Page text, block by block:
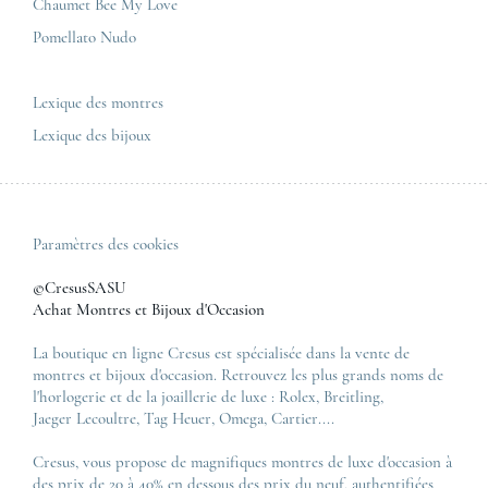
Tous les modèles de luxe
Chaumet Bee My Love
Pomellato Nudo
Lexique des montres
Lexique des bijoux
Paramètres des cookies
©CresusSASU
Achat Montres et Bijoux d'Occasion
La boutique en ligne Cresus est spécialisée dans la vente de
montres et bijoux d'occasion. Retrouvez les plus grands noms de
l'horlogerie et de la joaillerie de luxe : Rolex, Breitling,
Jaeger Lecoultre, Tag Heuer, Omega, Cartier....
Cresus, vous propose de magnifiques montres de luxe d'occasion à
des prix de 20 à 40% en dessous des prix du neuf, authentifiées